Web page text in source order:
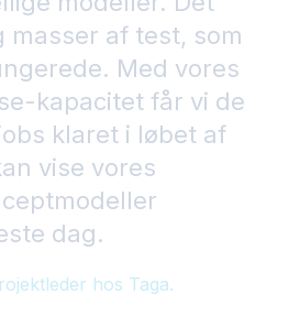
masser af test, som
Med vores
kapacitet får vi de
klaret i løbet af
vise vores
dag.
hos Taga.